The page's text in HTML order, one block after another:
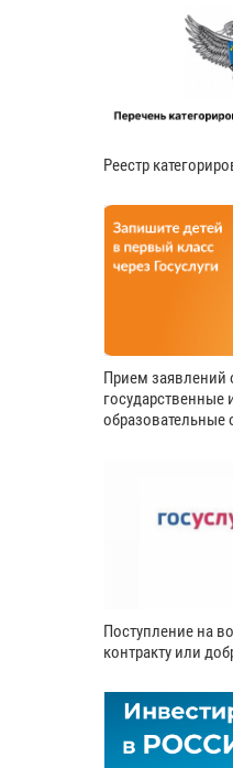
Реестр
Прием заявлений
образовательные
Поступление на
контракту или